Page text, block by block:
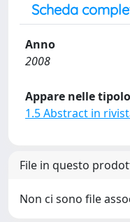
Scheda
Anno
2008
Appare nelle
1.5 Abstract in
File in questo
Non ci sono file